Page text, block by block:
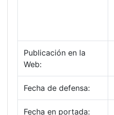
Publicación en la
Web:
Fecha de defensa:
Fecha en portada: